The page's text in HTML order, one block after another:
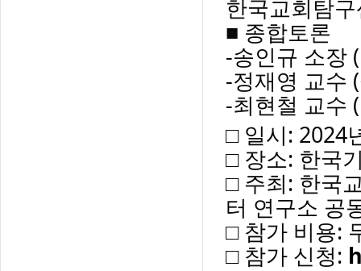
한국교회탐
■ 종합토론
-송인규 소장
-정재영 교수
-최현철 교수
□ 일시: 2024
□ 장소: 한국
□ 주최: 한국
터 연구소 공
□ 참가 비용:
□ 참가 신청: